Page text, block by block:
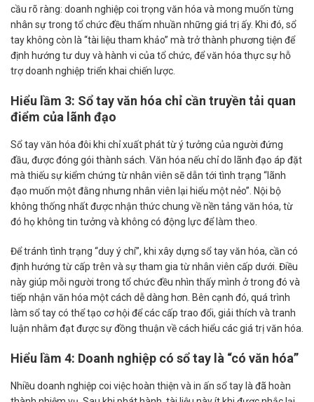
cầu rõ ràng: doanh nghiệp coi trọng văn hóa và mong muốn từng
nhân sự trong tổ chức đều thấm nhuần những giá trị ấy. Khi đó, sổ
tay không còn là “tài liệu tham khảo” mà trở thành phương tiện để
định hướng tư duy và hành vi của tổ chức, để văn hóa thực sự hỗ
trợ doanh nghiệp triển khai chiến lược.
Hiểu lầm 3: Sổ tay văn hóa chỉ cần truyền tải quan
điểm của lãnh đạo
Sổ tay văn hóa đôi khi chỉ xuất phát từ ý tưởng của người đứng
đầu, được đóng gói thành sách. Văn hóa nếu chỉ do lãnh đạo áp đặt
mà thiếu sự kiểm chứng từ nhân viên sẽ dẫn tới tình trạng “lãnh
đạo muốn một đằng nhưng nhân viên lại hiểu một nẻo”. Nội bộ
không thống nhất được nhận thức chung về nền tảng văn hóa, từ
đó họ không tin tưởng và không có động lực để làm theo.
Để tránh tình trạng “duy ý chí”, khi xây dựng sổ tay văn hóa, cần có
định hướng từ cấp trên và sự tham gia từ nhân viên cấp dưới. Điều
này giúp mỗi người trong tổ chức đều nhìn thấy mình ở trong đó và
tiếp nhận văn hóa một cách dễ dàng hơn. Bên cạnh đó, quá trình
làm sổ tay có thể tạo cơ hội để các cấp trao đổi, giải thích và tranh
luận nhằm đạt được sự đồng thuận về cách hiểu các giá trị văn hóa.
Hiểu lầm 4: Doanh nghiệp có sổ tay là “có văn hóa”
Nhiều doanh nghiệp coi việc hoàn thiện và in ấn sổ tay là đã hoàn